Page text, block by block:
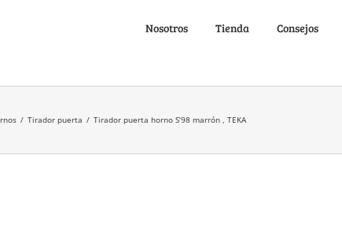
Nosotros Tienda Consejos
/ Tirador puerta / Tirador puerta horno S’98 marrón , TEKA